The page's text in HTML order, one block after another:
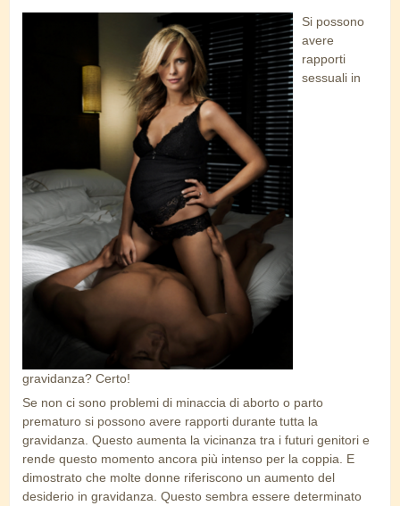
Si possono
avere
rapporti
sessuali in
gravidanza? Certo!
Se non ci sono problemi di minaccia di aborto o parto
prematuro si possono avere rapporti durante tutta la
gravidanza. Questo aumenta la vicinanza tra i futuri genitori e
rende questo momento ancora più intenso per la coppia. E
dimostrato che molte donne riferiscono un aumento del
desiderio in gravidanza. Questo sembra essere determinato